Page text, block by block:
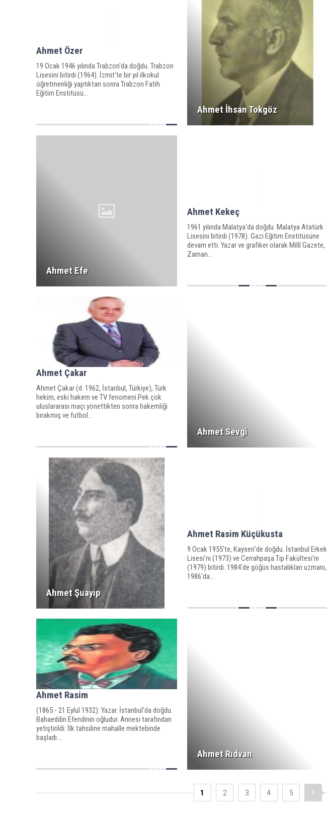
Ahmet Özer
19 Ocak 1946 yılında Trabzon'da doğdu. Trabzon
Lisesini bitirdi (1964). İzmit'te bir yıl ilkokul
öğretmenliği yaptıktan sonra Trabzon Fatih
Eğitim Enstitüsü...
Ahmet İhsan Tokgöz
Ahmet Efe
Ahmet Kekeç
1961 yılında Malatya'da doğdu. Malatya Atatürk
Lisesini bitirdi (1978). Gazi Eğitim Enstitüsüne
devam etti. Yazar ve grafiker olarak Millî Gazete,
Zaman...
Ahmet Çakar
Ahmet Çakar (d. 1962, İstanbul, Türkiye), Türk
hekim, eski hakem ve TV fenomeni.Pek çok
uluslararası maçı yönettikten sonra hakemliği
bırakmış ve futbol...
Ahmet Sevgi
Ahmet Şuayip
Ahmet Rasim Küçükusta
9 Ocak 1955'te, Kayseri'de doğdu. İstanbul Erkek
Lisesi'ni (1973) ve Cerrahpaşa Tıp Fakültesi'ni
(1979) bitirdi. 1984'de göğüs hastalıkları uzmanı,
1986'da...
Ahmet Rasim
(1865 - 21 Eylül 1932): Yazar. İstanbul'da doğdu.
Bahaeddin Efendinin oğludur. Annesi tarafından
yetiştirildi. İlk tahsiline mahalle mektebinde
başladı....
Ahmet Rıdvan
1 2 3 4 5